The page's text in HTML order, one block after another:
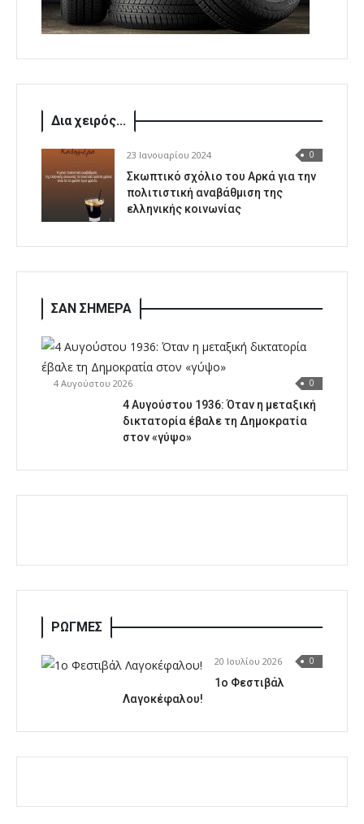
Δια χειρός...
23 Ιανουαρίου 2024 0
Σκωπτικό σχόλιο του Αρκά για την
πολιτιστική αναβάθμιση της
ελληνικής κοινωνίας
ΣΑΝ ΣΗΜΕΡΑ
4 Αυγούστου 2026 0
4 Αυγούστου 1936: Όταν η μεταξική
δικτατορία έβαλε τη Δημοκρατία
στον «γύψο»
ΡΩΓΜΕΣ
20 Ιουλίου 2026 0
1o Φεστιβάλ
Λαγοκέφαλου!